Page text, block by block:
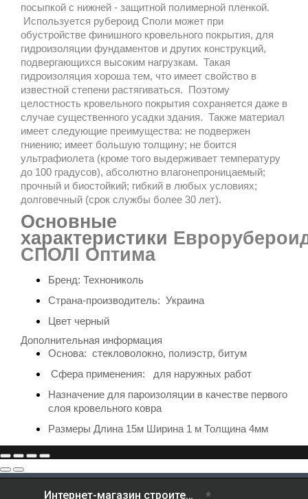
посыпкой с нижней - защитной полимерной пленкой.
Используется рубероид Споли может при
обустройстве финишного кровельного покрытия, для
гидроизоляции фундаментов и других конструкций,
подвергающихся высоким нагрузкам. Такая
гидроизоляция хороша тем, что имеет свойство в
известной степени растягиваться. Поэтому
целостность кровельного покрытия сохраняется даже в
случае существенного усадки здания. Также материал
имеет следующие преимущества: не подвержен
гниению; имеет большую толщину; не боится
ультрафиолета (кроме того выдерживает температуру
до 100 градусов), абсолютно влагонепроницаемый;
прочный и биостойкий; гибкий в любых условиях;
долговечный (срок службы более 30 лет).
Основные
характеристики
СПОЛІ Оптима
Бренд: Технониколь
Страна-производитель: Украина
Цвет черный
Дополнительная информация
Основа: стекловолокно, полиэстр, битум
Сфера применения: для наружных работ
Назначение для пароизоляции в качестве первого
слоя кровельного ковра
Размеры Длина 15м Ширина 1 м Толщина 4мм